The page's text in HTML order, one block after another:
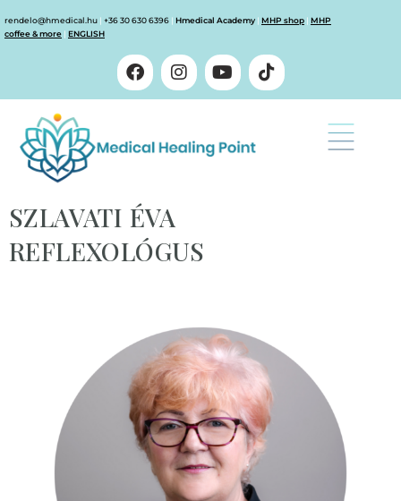
rendelo@hmedical.hu | +36 30 630 6396 | Hmedical Academy | MHP shop | MHP
coffee & more | ENGLISH
SZLAVATI ÉVA
REFLEXOLÓGUS